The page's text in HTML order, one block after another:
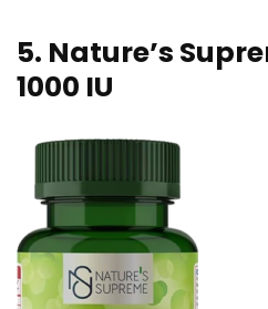
5. Nature’s
1000 IU